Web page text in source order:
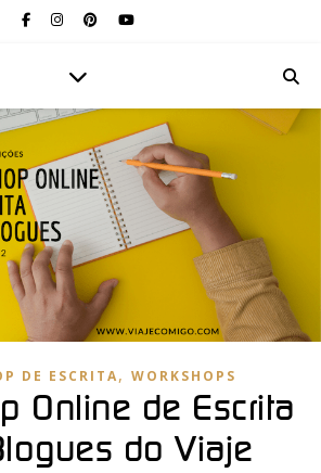
DE ESCRITA, WORKSHOPS
Online de Escrita
do Viaje